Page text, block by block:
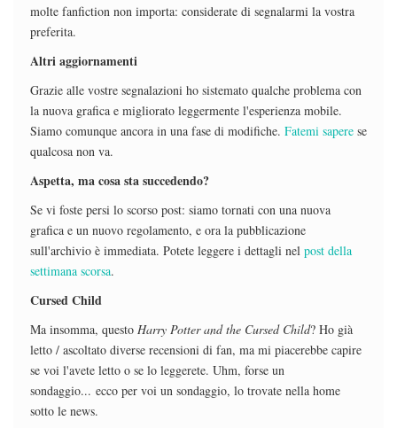
molte fanfiction non importa: considerate di segnalarmi la vostra
preferita.
Altri aggiornamenti
Grazie alle vostre segnalazioni ho sistemato qualche problema con
la nuova grafica e migliorato leggermente l'esperienza mobile.
Siamo comunque ancora in una fase di modifiche. Fatemi sapere se
qualcosa non va.
Aspetta, ma cosa sta succedendo?
Se vi foste persi lo scorso post: siamo tornati con una nuova
grafica e un nuovo regolamento, e ora la pubblicazione
sull'archivio è immediata. Potete leggere i dettagli nel post della
settimana scorsa.
Cursed Child
Ma insomma, questo Harry Potter and the Cursed Child? Ho già
letto / ascoltato diverse recensioni di fan, ma mi piacerebbe capire
se voi l'avete letto o se lo leggerete. Uhm, forse un
sondaggio... ecco per voi un sondaggio, lo trovate nella home
sotto le news.